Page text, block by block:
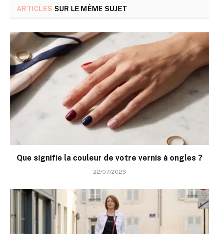
ARTICLES SUR LE MÊME SUJET
Que signifie la couleur de votre vernis à ongles ?
22/07/2026